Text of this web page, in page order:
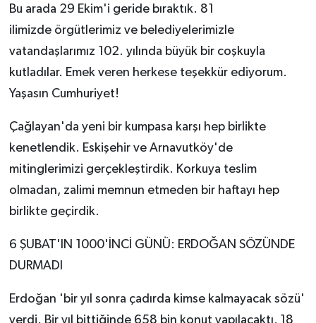
Bu arada 29 Ekim'i geride bıraktık. 81
ilimizde örgütlerimiz ve belediyelerimizle
vatandaşlarımız 102. yılında büyük bir coşkuyla
kutladılar. Emek veren herkese teşekkür ediyorum.
Yaşasın Cumhuriyet!
Çağlayan'da yeni bir kumpasa karşı hep birlikte
kenetlendik. Eskişehir ve Arnavutköy'de
mitinglerimizi gerçekleştirdik. Korkuya teslim
olmadan, zalimi memnun etmeden bir haftayı hep
birlikte geçirdik.
6 ŞUBAT'IN 1000'İNCİ GÜNÜ: ERDOĞAN SÖZÜNDE
DURMADI
Erdoğan 'bir yıl sonra çadırda kimse kalmayacak sözü'
verdi. Bir yıl bittiğinde 658 bin konut yapılacaktı, 18